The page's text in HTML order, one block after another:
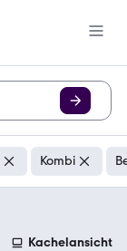
Kombi
Kachelansicht